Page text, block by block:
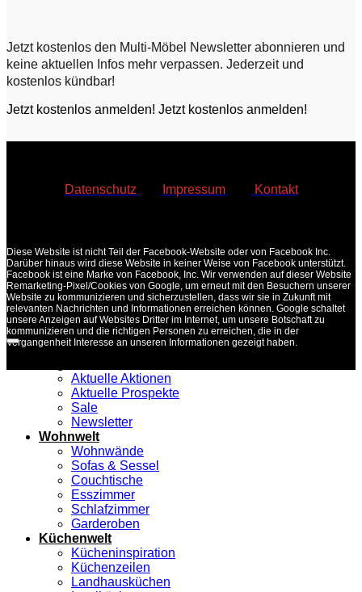
Jetzt kostenlos den Multi-Möbel Newsletter abonnieren und
keine aktuellen Infos mehr verpassen. Jederzeit und
kostenlos kündbar!
Jetzt kostenlos anmelden! Jetzt kostenlos anmelden!
Datenschutz Impressum Kontakt
Diese Website ist nicht Teil der Facebook-Website oder von Facebook Inc.
Darüber hinaus wird diese Website in keiner Weise von Facebook unterstützt.
Facebook ist eine Marke von Facebook, Inc. Wir verwenden auf dieser Website
Remarketing-Pixel/Cookies von Google, um erneut mit den Besuchern unserer
Website zu kommunizieren und sicherzustellen, dass wir sie in Zukunft mit
relevanten Nachrichten und Informationen erreichen können. Google schaltet
unsere Anzeigen auf Websites Dritter im Internet, um unsere Botschaft zu
kommunizieren und die richtigen Personen zu erreichen, die in der
Vergangenheit Interesse an unseren Informationen gezeigt haben.
Aktuelle Aktionen
Aktuelle Prospekte
Sale
Newsletter
Wohnwelt
Wohnwände
Sofas & Sessel
Couchtische
Esszimmer
Schlafzimmer
Garderoben
Küchenwelt
Kücheninspiration
Küchenzeilen
Landhausküchen